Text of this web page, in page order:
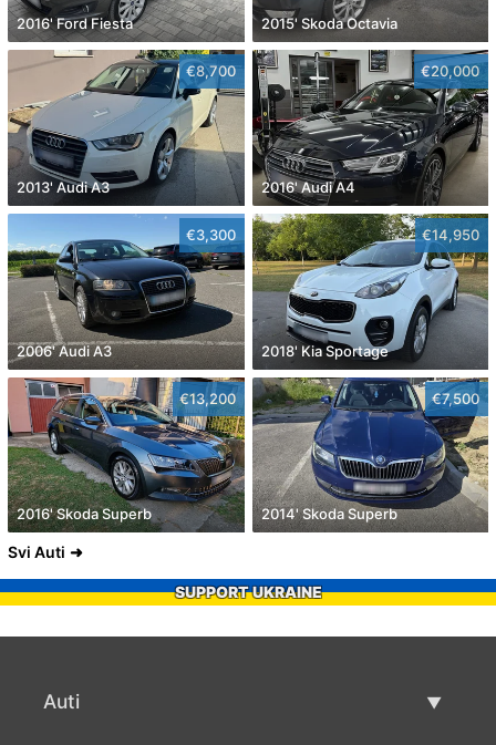
2016' Ford Fiesta 2015' Skoda Octavia
€8,700
2013' Audi A3
€20,000
2016' Audi A4
€3,300
2006' Audi A3
€14,950
2018' Kia Sportage
€13,200
2016' Skoda Superb
€7,500
2014' Skoda Superb
Svi Auti
SUPPORT UKRAINE
Auti